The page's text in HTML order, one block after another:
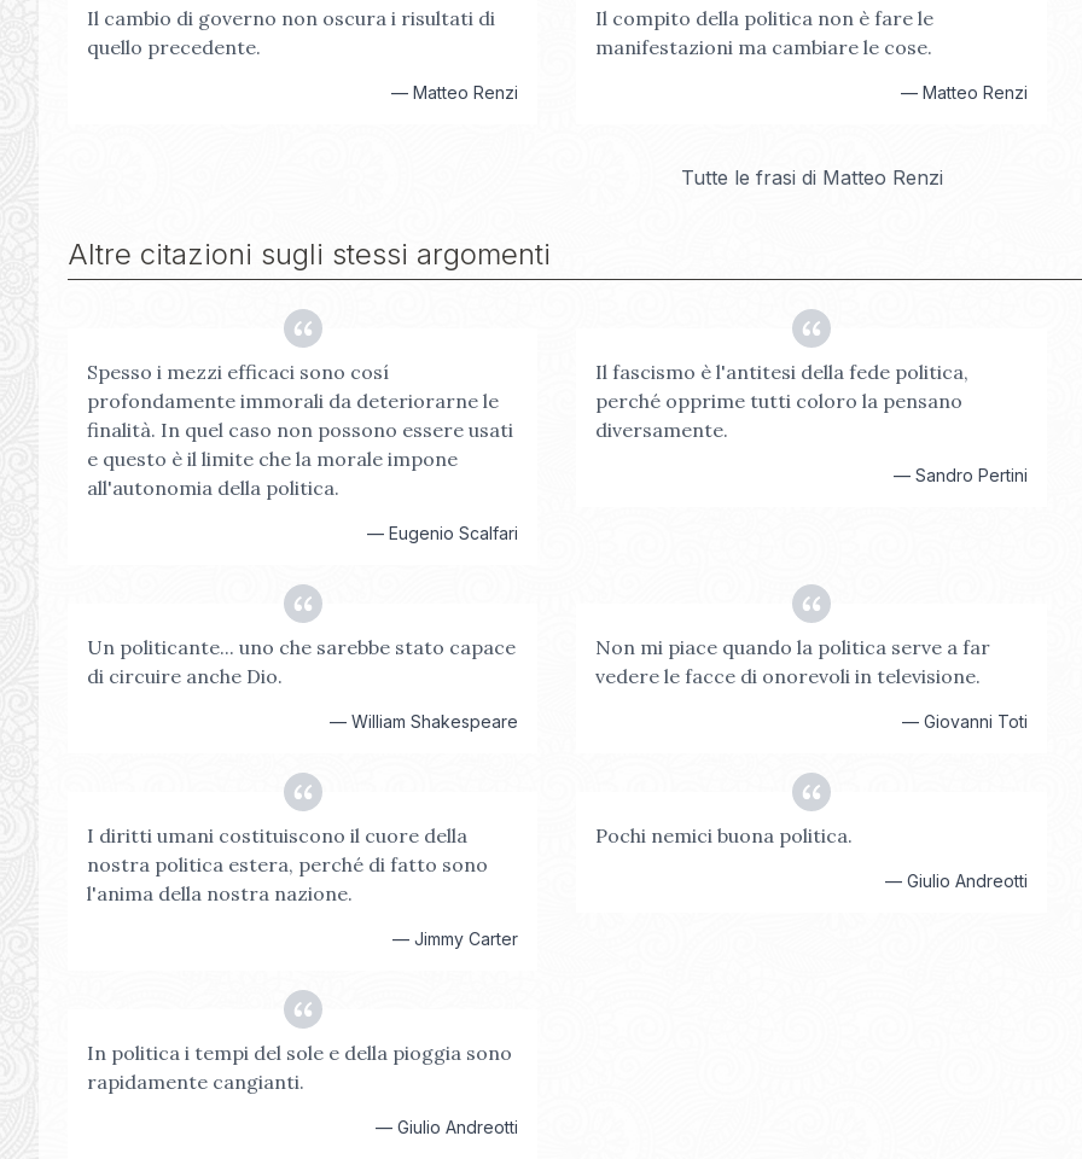
Il cambio di governo non oscura i risultati di
quello precedente.
—Matteo Renzi
Il compito della politica non è fare le
manifestazioni ma cambiare le cose.
— Matteo Renzi
Tutte le frasi di Matteo Renzi
Altre citazioni sugli stessi argomenti
Spesso i mezzi efficaci sono cosí
profondamente immorali da deteriorarne le
finalità. In quel caso non possono essere usati
e questo è il limite che la morale impone
all'autonomia della politica.
—Eugenio Scalfari
Il fascismo è l'antitesi della fede politica,
perché opprime tutti coloro la pensano
diversamente.
— Sandro Pertini
Un politicante... uno che sarebbe stato capace
di circuire anche Dio.
—William Shakespeare
Non mi piace quando la politica serve a far
vedere le facce di onorevoli in televisione.
— Giovanni Toti
I diritti umani costituiscono il cuore della
nostra politica estera, perché di fatto sono
l'anima della nostra nazione.
—Jimmy Carter
Pochi nemici buona politica.
— Giulio Andreotti
In politica i tempi del sole e della pioggia sono
rapidamente cangianti.
—Giulio Andreotti